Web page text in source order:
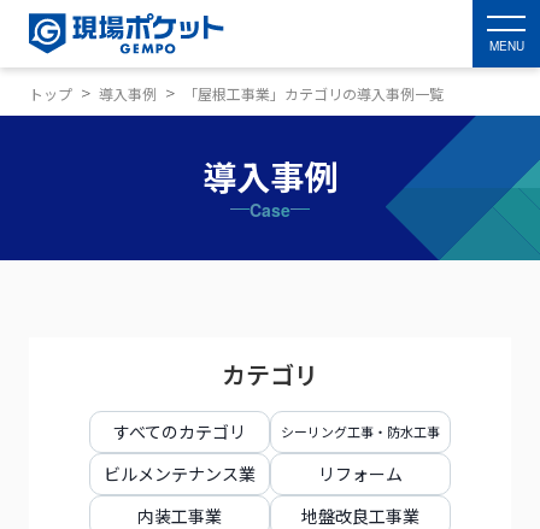
MENU
トップ 導入事例 「屋根工事業」カテゴリの導入事例一覧
導入事例
Case
カテゴリ
すべてのカテゴリ シーリング工事・防水工事
ビルメンテナンス業
リフォーム
内装工事業
地盤改良工事業